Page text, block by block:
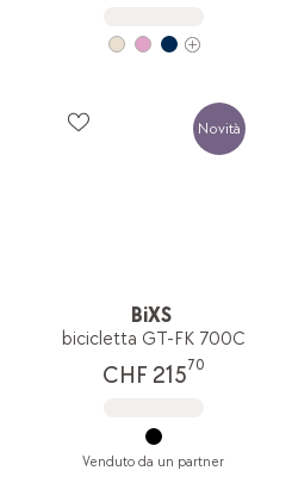
Novità
BiXS
bicicletta GT-FK 700C
CHF 21570
Venduto da un partner